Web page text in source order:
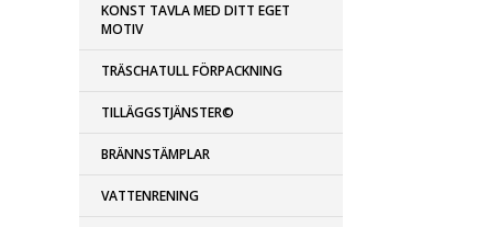
KONST TAVLA MED DITT EGET
MOTIV
TRÄSCHATULL FÖRPACKNING
TILLÄGGSTJÄNSTER©
BRÄNNSTÄMPLAR
VATTENRENING